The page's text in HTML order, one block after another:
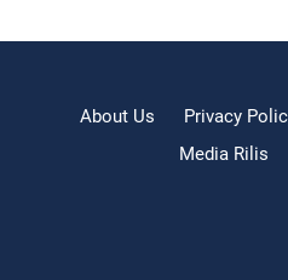
About Us Privacy
Media Rilis